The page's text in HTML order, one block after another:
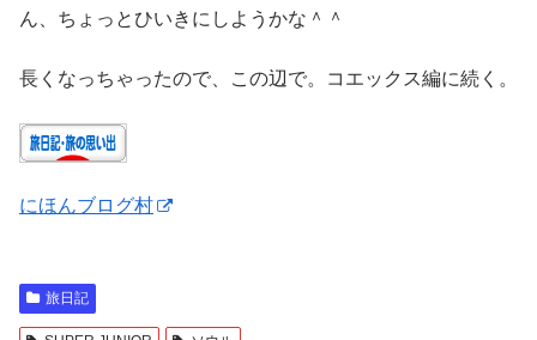
ん、ちょっとひいきにしようかな＾＾
長くなっちゃったので、この辺で。コエックス編に続く。
にほんブログ村
旅日記